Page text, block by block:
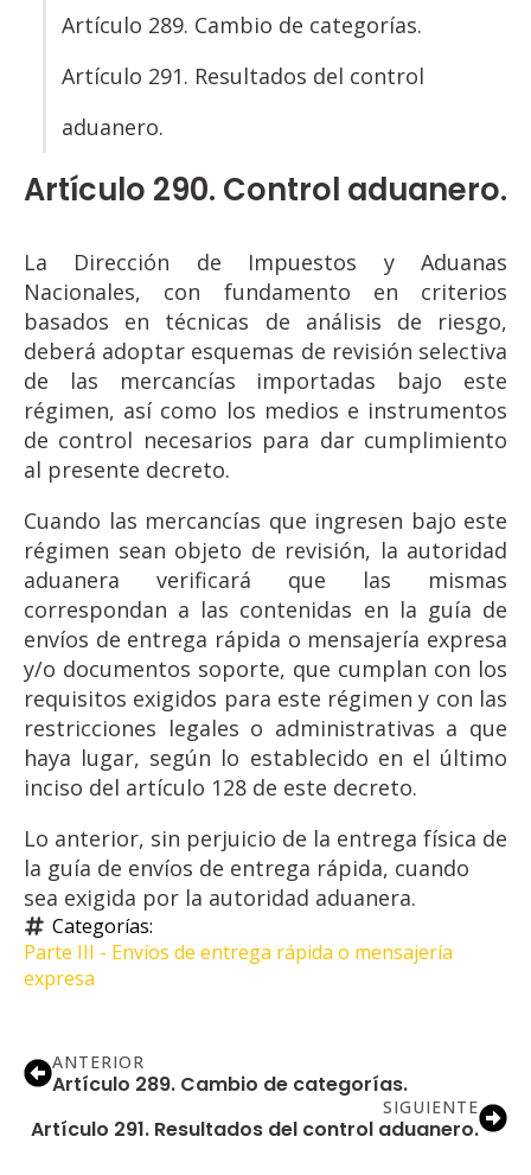
Artículo 289. Cambio de categorías.
Artículo 291. Resultados del control
aduanero.
Artículo 290. Control aduanero.
La Dirección de Impuestos y Aduanas
Nacionales, con fundamento en criterios
basados en técnicas de análisis de riesgo,
deberá adoptar esquemas de revisión selectiva
de las mercancías importadas bajo este
régimen, así como los medios e instrumentos
de control necesarios para dar cumplimiento
al presente decreto.
Cuando las mercancías que ingresen bajo este
régimen sean objeto de revisión, la autoridad
aduanera verificará que las mismas
correspondan a las contenidas en la guía de
envíos de entrega rápida o mensajería expresa
y/o documentos soporte, que cumplan con los
requisitos exigidos para este régimen y con las
restricciones legales o administrativas a que
haya lugar, según lo establecido en el último
inciso del artículo 128 de este decreto.
Lo anterior, sin perjuicio de la entrega física de
la guía de envíos de entrega rápida, cuando
sea exigida por la autoridad aduanera.
Categorías:
Parte III - Envíos de entrega rápida o mensajería
expresa
ANTERIOR
Artículo 289. Cambio de categorías.
SIGUIENTE
Artículo 291. Resultados del control aduanero.